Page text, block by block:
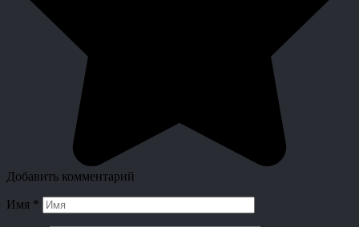
Добавить комментарий
Имя *